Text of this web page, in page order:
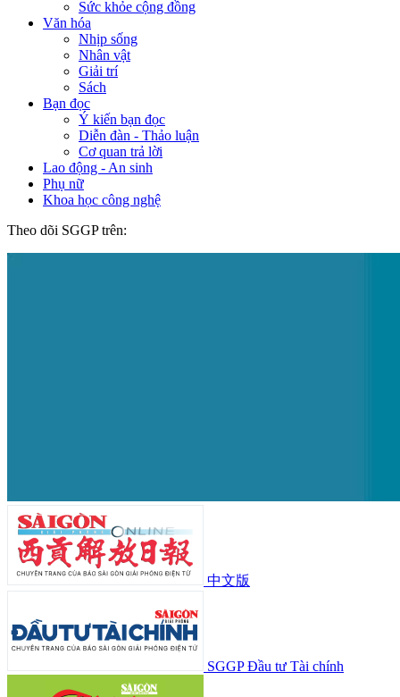
Sức khỏe cộng đồng
Văn hóa
Nhịp sống
Nhân vật
Giải trí
Sách
Bạn đọc
Ý kiến bạn đọc
Diễn đàn - Thảo luận
Cơ quan trả lời
Lao động - An sinh
Phụ nữ
Khoa học công nghệ
Theo dõi SGGP trên:
中文版
SGGP Đầu tư Tài chính